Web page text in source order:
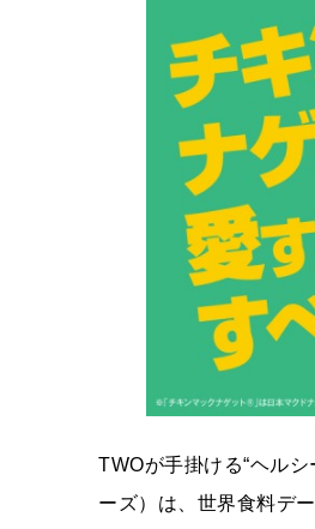
TWOが手掛ける“ヘル
ーズ）は、世界食料デ